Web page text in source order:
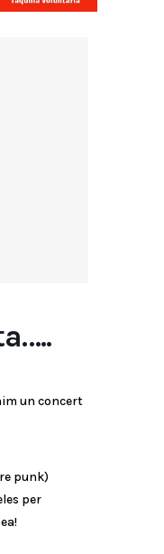
un concert
punk)
per